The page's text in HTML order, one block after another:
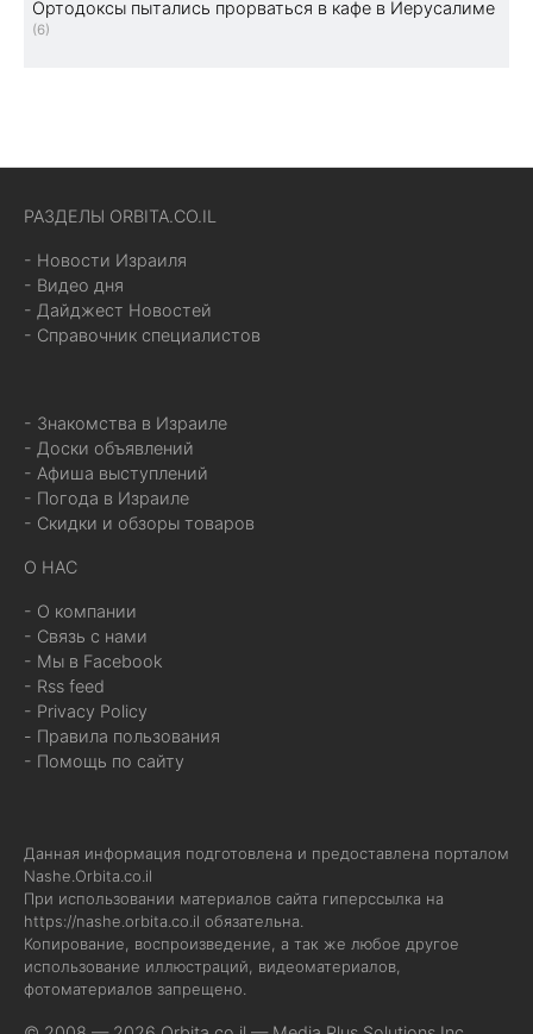
Ортодоксы пытались прорваться в кафе в Иерусалиме
(6)
РАЗДЕЛЫ ORBITA.CO.IL
- Новости Израиля
- Видео дня
- Дайджест Новостей
- Справочник специалистов
- Знакомства в Израиле
- Доски объявлений
- Афиша выступлений
- Погода в Израиле
- Скидки и обзоры товаров
О НАС
- О компании
- Связь с нами
- Мы в Facebook
- Rss feed
- Privacy Policy
- Правила пользования
- Помощь по сайту
Данная информация подготовлена и предоставлена порталом
Nashe.Orbita.co.il
При использовании материалов сайта гиперссылка на
https://nashe.orbita.co.il обязательна.
Копирование, воспроизведение, а так же любое другое
использование иллюстраций, видеоматериалов,
фотоматериалов запрещено.